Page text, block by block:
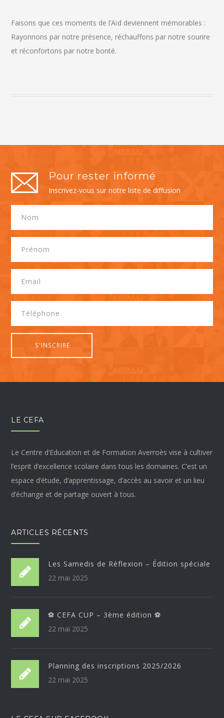
Faisons que ces moments de l’Aïd deviennent mémorables :
Rayonnons par notre présence, réchauffons par notre sourire
et réconfortons par notre bonté.
Pour rester informé
Inscrivez-vous sur notre liste de diffusion
LE CEFA
Le Centre d’Education et de Formation Averroès vise à cultiver
l’esprit d’excellence scolaire dans tous les domaines. C’est un
espace d’étude, d’apprentissage, d’accès au savoir et un lieu
d’échange et de partage ouvert à tous.
ARTICLES RÉCENTS
Les Samedis de Réflexion – Édition spéciale
22 mai 2025
⚽ CEFA CUP – 3ème édition ⚽
22 mai 2025
Planning des inscriptions 2025/2026
22 mai 2025